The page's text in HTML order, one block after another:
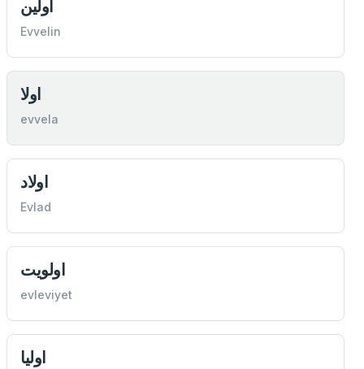
اولين
Evvelin
اولا
evvela
اولاد
Evlad
اولويت
evleviyet
اوليا